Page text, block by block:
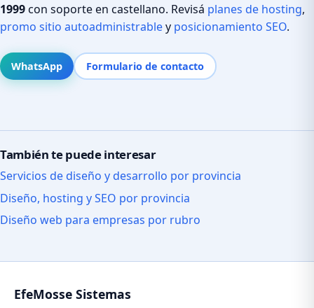
1999con soporte en castellano. Revisá planes de hosting,
promo sitio autoadministrabley posicionamiento SEO.
WhatsApp Formulario de contacto
También te puede interesar
Servicios de diseño y desarrollo por provincia
Diseño, hosting y SEO por provincia
Diseño web para empresas por rubro
EfeMosse Sistemas